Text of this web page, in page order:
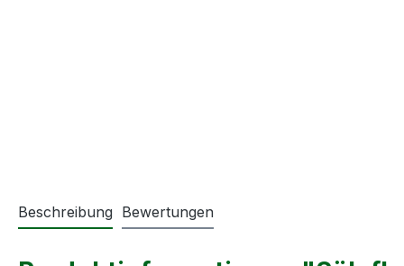
Beschreibung Bewertungen